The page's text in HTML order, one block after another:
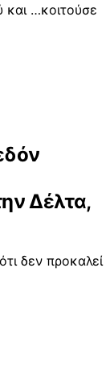
…κοιτούσε
Δέλτα,
δεν προκαλεί